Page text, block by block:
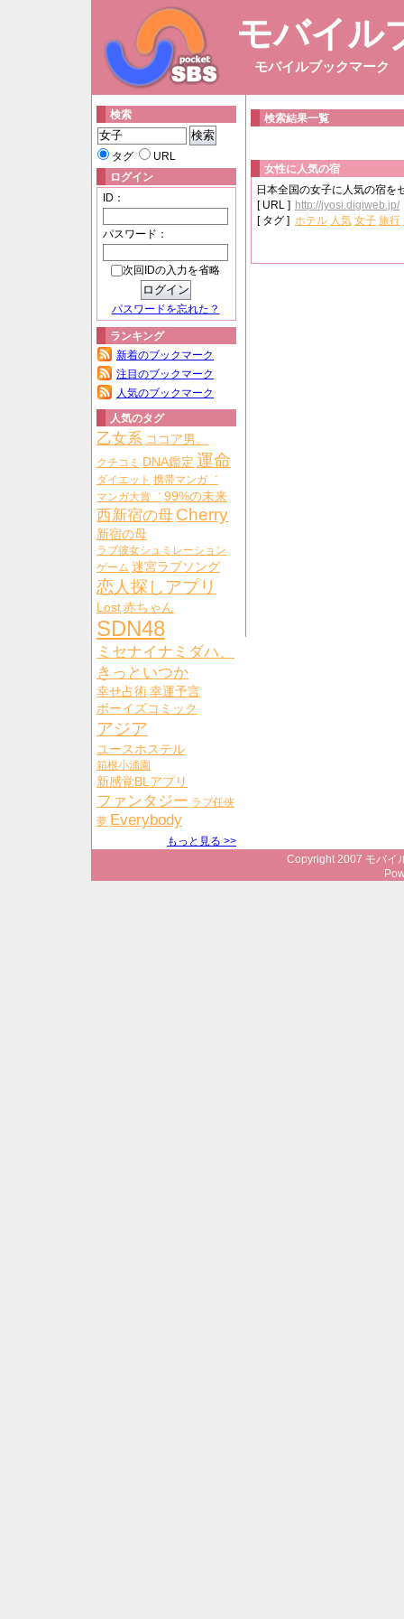
モバイル
モバイルブックマーク
検索
タグ
URL
ログイン
ID：
パスワード：
次回IDの入力を省略
パスワードを忘れた？
ランキング
新着のブックマーク
注目のブックマーク
人気のブックマーク
人気のタグ
乙女系 ココア男。
クチコミ DNA鑑定 運命
ダイエット 携帯マンガ゛
マンガ大賞゛ 99%の未来
西新宿の母 Cherry
新宿の母
ラブ彼女シュミレーション
ゲーム 迷宮ラブソング
恋人探しアプリ
Lost赤ちゃん
SDN48
ミセナイナミダハ、
きっといつか
幸せ占術幸運予言
ボーイズコミック
アジア
ユースホステル
箱根小涌園
新感覚BLアプリ
ファンタジー ラブ任侠
夢 Everybody
もっと見る >>
検索結果一覧
女性に人気の宿
日本全国の女子に人気の宿を
[ URL ] http://jyosi.digiweb.jp/
[ タグ ] ホテル 人気 女子 旅行
Copyright 2007 モバイ